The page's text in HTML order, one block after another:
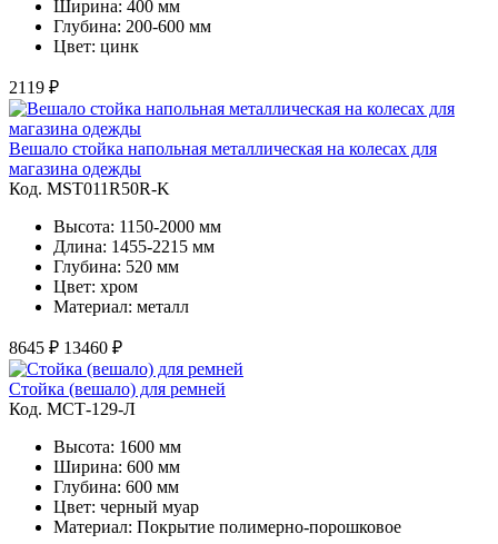
Ширина: 400 мм
Глубина: 200-600 мм
Цвет: цинк
2119 ₽
Вешало стойка напольная металлическая на колесах для
магазина одежды
Код. MST011R50R-K
Высота: 1150-2000 мм
Длина: 1455-2215 мм
Глубина: 520 мм
Цвет: хром
Материал: металл
8645 ₽ 13460 ₽
Стойка (вешало) для ремней
Код. MСТ-129-Л
Высота: 1600 мм
Ширина: 600 мм
Глубина: 600 мм
Цвет: черный муар
Материал: Покрытие полимерно-порошковое